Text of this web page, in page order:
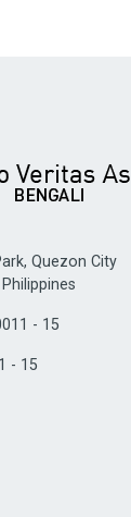
Quezon City
- 15
- 15